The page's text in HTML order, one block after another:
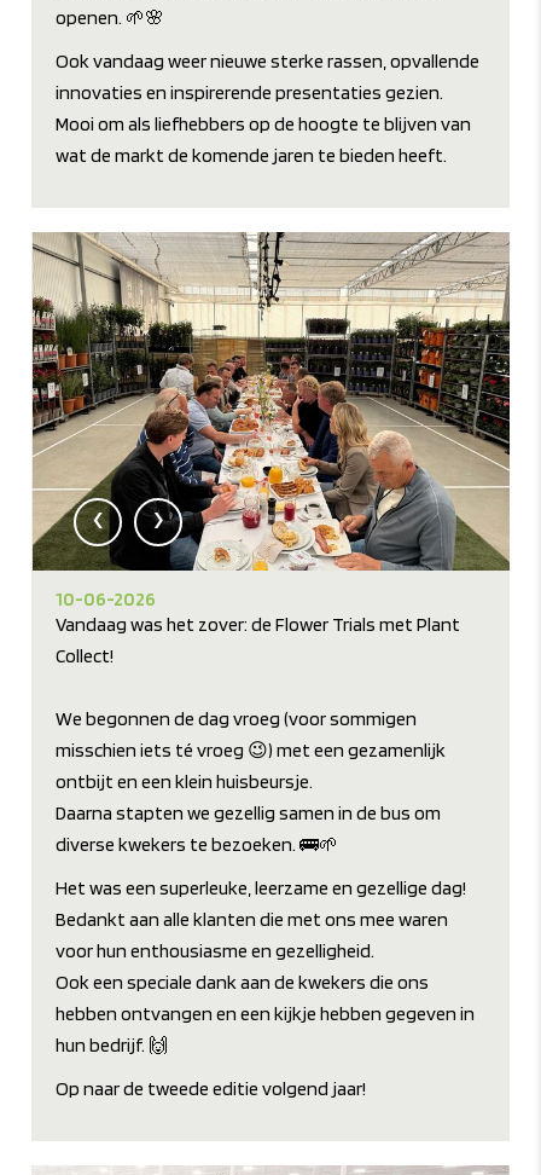
openen. 🌱🌸
Ook vandaag weer nieuwe sterke rassen, opvallende
innovaties en inspirerende presentaties gezien.
Mooi om als liefhebbers op de hoogte te blijven van
wat de markt de komende jaren te bieden heeft.
‹ ›
10-06-2026
Vandaag was het zover: de Flower Trials met Plant
Collect!
We begonnen de dag vroeg (voor sommigen
misschien iets té vroeg 😉) met een gezamenlijk
ontbijt en een klein huisbeursje.
Daarna stapten we gezellig samen in de bus om
diverse kwekers te bezoeken. 🚌🌱
Het was een superleuke, leerzame en gezellige dag!
Bedankt aan alle klanten die met ons mee waren
voor hun enthousiasme en gezelligheid.
Ook een speciale dank aan de kwekers die ons
hebben ontvangen en een kijkje hebben gegeven in
hun bedrijf. 🙌
Op naar de tweede editie volgend jaar!